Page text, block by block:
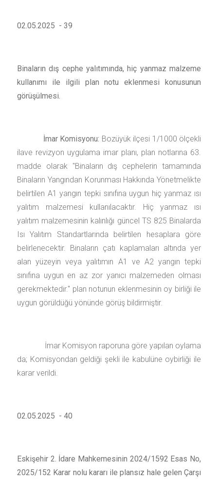
02.05.2025 - 39
Binaların dış cephe yalıtımında, hiç yanmaz malzeme
kullanımı ile ilgili plan notu eklenmesi konusunun
görüşülmesi.
İmar Komisyonu: Bozüyük ilçesi 1/1000 ölçekli
ilave revizyon uygulama imar planı, plan notlarına 63.
madde olarak "Binaların dış cephelerin tamamında
Binaların Yangından Korunması Hakkında Yönetmelikte
belirtilen A1 yangın tepki sınıfına uygun hiç yanmaz ısı
yalıtım malzemesi kullanılacaktır. Hiç yanmaz ısı
yalıtım malzemesinin kalınlığı güncel TS 825 Binalarda
Isı Yalıtım Standartlarında belirtilen hesaplara göre
belirlenecektir. Binaların çatı kaplamaları altında yer
alan yüzeyin veya yalıtımın A1 ve A2 yangın tepki
sınıfına uygun en az zor yanıcı malzemeden olması
gerekmektedir." plan notunun eklenmesinin oy birliği ile
uygun görüldüğü yönünde görüş bildirmiştir.
İmar Komisyon raporuna göre yapılan oylama
da; Komisyondan geldiği şekli ile kabulüne oybirliği ile
karar verildi.
02.05.2025 - 40
Eskişehir 2. İdare Mahkemesinin 2024/1592 Esas No,
2025/152 Karar nolu kararı ile plansız hale gelen Çarşı